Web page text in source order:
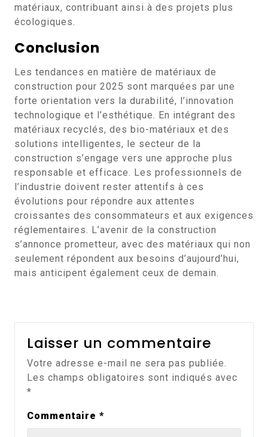
matériaux, contribuant ainsi à des projets plus
écologiques.
Conclusion
Les tendances en matière de matériaux de
construction pour 2025 sont marquées par une
forte orientation vers la durabilité, l’innovation
technologique et l’esthétique. En intégrant des
matériaux recyclés, des bio-matériaux et des
solutions intelligentes, le secteur de la
construction s’engage vers une approche plus
responsable et efficace. Les professionnels de
l’industrie doivent rester attentifs à ces
évolutions pour répondre aux attentes
croissantes des consommateurs et aux exigences
réglementaires. L’avenir de la construction
s’annonce prometteur, avec des matériaux qui non
seulement répondent aux besoins d’aujourd’hui,
mais anticipent également ceux de demain.
Laisser un commentaire
Votre adresse e-mail ne sera pas publiée.
Les champs obligatoires sont indiqués avec
*
Commentaire *